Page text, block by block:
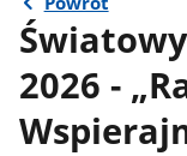
2026 -